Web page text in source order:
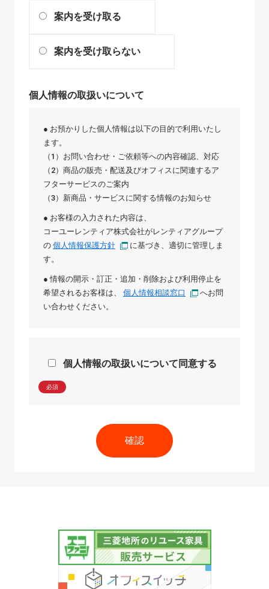
案内を受け取る
案内を受け取らない
個人情報の取扱いについて
● お預かりした個人情報は以下の目的で利用いたし
ます。
（1）お問い合わせ・ご依頼等への内容確認、対応
（2）商品の販売・配送及びオフィスに関連するア
フターサービスのご案内
（3）新商品・サービスに関する情報のお知らせ
● お客様の入力された内容は、
コーユーレンティア株式会社がレンティアグループ
の 個人情報保護方針
に基づき、適切に管理しま
す。
● 情報の開示・訂正・追加・削除および利用停止を
希望されるお客様は、 個人情報相談窓口
へお問
い合わせください。
個人情報の取扱いについて同意する
必須